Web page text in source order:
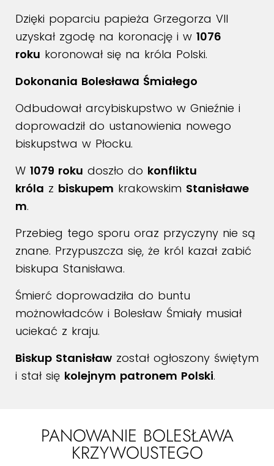
Dzięki poparciu papieża Grzegorza VII
uzyskał zgodę na koronację i w 1076
roku koronował się na króla Polski.
Dokonania Bolesława Śmiałego
Odbudował arcybiskupstwo w Gnieźnie i
doprowadził do ustanowienia nowego
biskupstwa w Płocku.
W 1079 roku doszło do konfliktu
króla z biskupem krakowskim Stanisławe
m.
Przebieg tego sporu oraz przyczyny nie są
znane. Przypuszcza się, że król kazał zabić
biskupa Stanisława.
Śmierć doprowadziła do buntu
możnowładców i Bolesław Śmiały musiał
uciekać z kraju.
Biskup Stanisław został ogłoszony świętym
i stał się kolejnym patronem Polski.
PANOWANIE BOLESŁAWA
KRZYWOUSTEGO